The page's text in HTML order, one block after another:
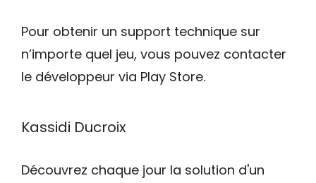
Pour obtenir un support technique sur
n’importe quel jeu, vous pouvez contacter
le développeur via Play Store.
Kassidi Ducroix
Découvrez chaque jour la solution d'un